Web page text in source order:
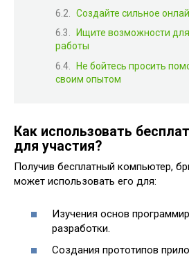
Создайте сильное
Ищите возможности
работы
Не бойтесь просить
своим опытом
Как использовать
для участия?
Получив бесплатный компьютер,
может использовать его для:
Изучения основ
разработки.
Создания прототипов